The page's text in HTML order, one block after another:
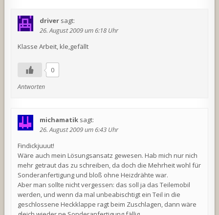
driver sagt:
26. August 2009 um 6:18 Uhr
Klasse Arbeit, kle,gefällt
0
Antworten
michamatik sagt:
26. August 2009 um 6:43 Uhr
Findickjuuut!
Wäre auch mein Lösungsansatz gewesen. Hab mich nur nich
mehr getraut das zu schreiben, da doch die Mehrheit wohl für
Sonderanfertigung und bloß ohne Heizdrähte war.
Aber man sollte nicht vergessen: das soll ja das Teilemobil
werden, und wenn da mal unbeabischtigt ein Teil in die
geschlossene Heckklappe ragt beim Zuschlagen, dann wäre